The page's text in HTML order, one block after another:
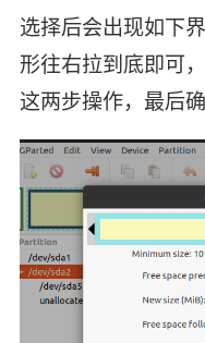
选择后会出现如下
形往右拉到底即可
这两步操作，最后